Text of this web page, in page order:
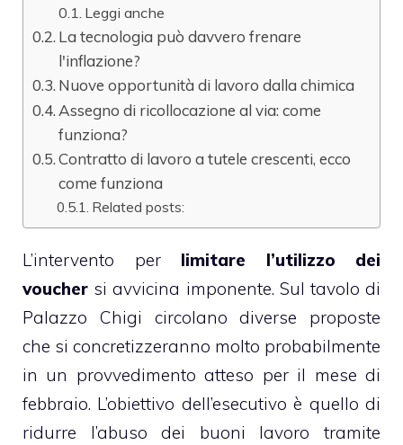
Leggi anche
La tecnologia può davvero frenare
l'inflazione?
Nuove opportunità di lavoro dalla chimica
Assegno di ricollocazione al via: come
funziona?
Contratto di lavoro a tutele crescenti, ecco
come funziona
Related posts:
L’intervento per limitare l’utilizzo dei
voucher si avvicina imponente. Sul tavolo di
Palazzo Chigi circolano diverse proposte
che si concretizzeranno molto probabilmente
in un provvedimento atteso per il mese di
febbraio. L’obiettivo dell’esecutivo è quello di
ridurre l’abuso dei buoni lavoro tramite